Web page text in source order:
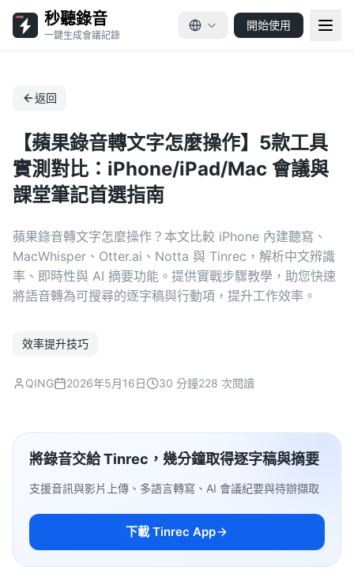
秒聽錄音
一鍵生成會議記錄
開始使用
返回
【蘋果錄音轉文字怎麼操作】5款工具
實測對比：iPhone/iPad/Mac 會議與
課堂筆記首選指南
蘋果錄音轉文字怎麼操作？本文比較 iPhone 內建聽寫、
MacWhisper、Otter.ai、Notta 與 Tinrec，解析中文辨識
率、即時性與 AI 摘要功能。提供實戰步驟教學，助您快速
將語音轉為可搜尋的逐字稿與行動項，提升工作效率。
效率提升技巧
QING 2026年5月16日 30 分鐘228 次閱讀
將錄音交給 Tinrec，幾分鐘取得逐字稿與摘要
支援音訊與影片上傳、多語言轉寫、AI 會議紀要與待辦擷取
下載 Tinrec App